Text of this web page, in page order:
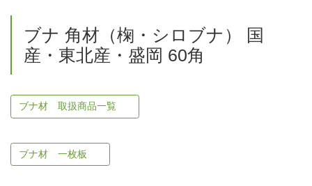
ブナ 角材（椈・シロブナ） 国
産・東北産・盛岡 60角
ブナ材 取扱商品一覧
ブナ材 一枚板